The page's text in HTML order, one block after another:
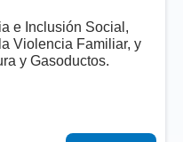
e Inclusión Social,
Violencia Familiar, y
y Gasoductos.